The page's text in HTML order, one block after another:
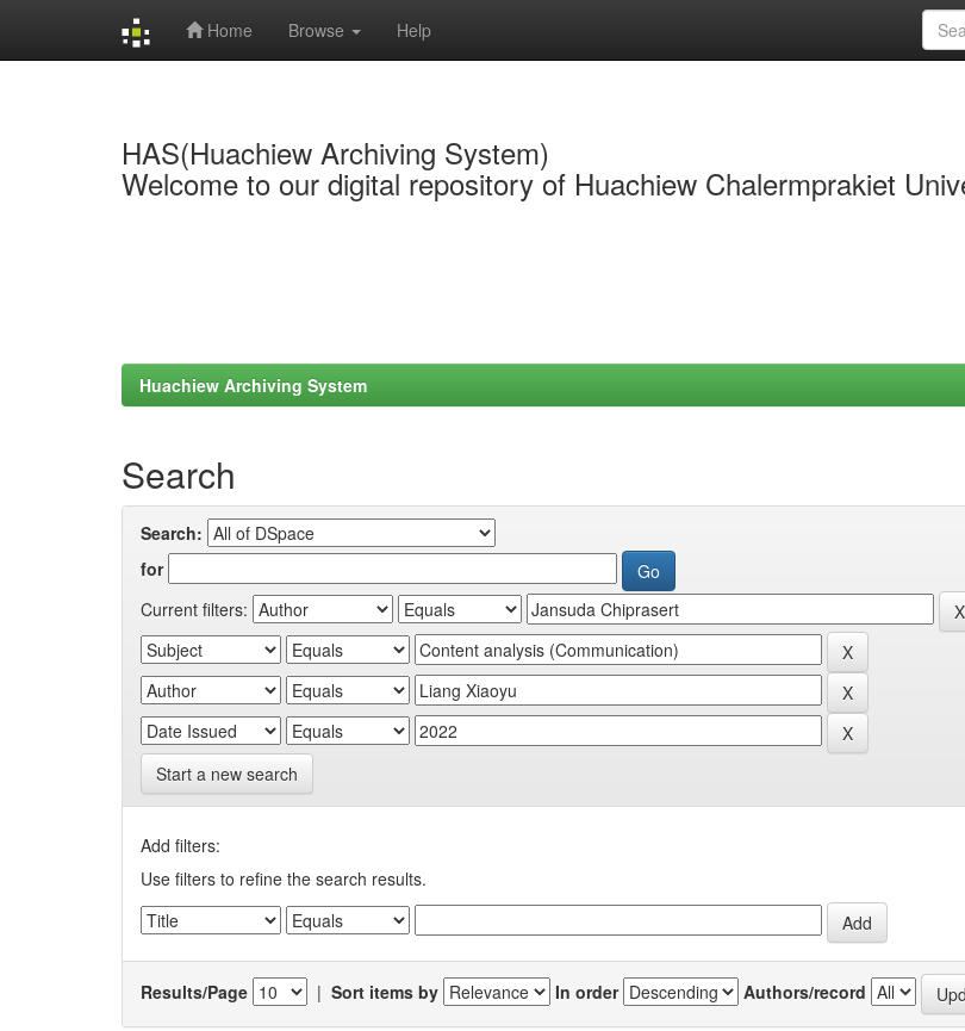
Home Browse Help
HAS(Huachiew Archiving System)
Welcome to our digital repository of Huachiew Chalermprakiet
Huachiew Archiving System
Search
Search:
for
Current filters:
Start a new search
Add filters:
Use filters to refine the search results.
Results/Page | Sort items by In order Authors/record